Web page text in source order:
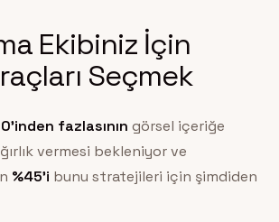
Ekibiniz İçin
Seçmek
fazlasının görsel içeriğe
vermesi bekleniyor ve
%45’i bunu stratejileri için şimdiden